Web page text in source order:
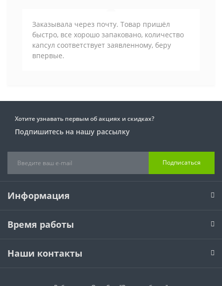
Заказывала через почту. Товар пришёл
быстро, все хорошо запаковано, количество
капсул соответствует заявленному, беру
впервые.
Хотите узнавать первым об акциях и скидках?
Подпишитесь на нашу рассылку
Подписаться
Информация
Время работы
Наши контакты